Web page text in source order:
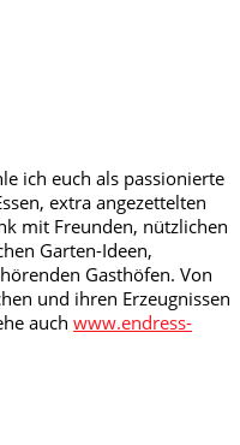
ich euch als passionierte
extra angezettelten
mit Freunden, nützlichen
Garten-Ideen,
Gasthöfen. Von
und ihren Erzeugnissen
auch www.endress-